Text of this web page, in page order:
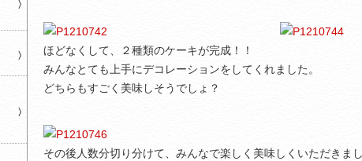
ほどなくして、２種類のケーキが完成！！
みんなとても上手にデコレーションをしてくれました。
どちらもすごく美味しそうでしょ？
その後人数分切り分けて、みんなで楽しく美味しくいただきま